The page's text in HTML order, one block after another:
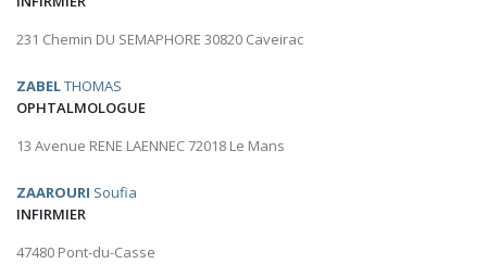
231 Chemin DU SEMAPHORE 30820 Caveirac
ZABELTHOMAS
OPHTALMOLOGUE
13 Avenue RENE LAENNEC 72018 Le Mans
ZAAROURI Soufia
INFIRMIER
47480 Pont-du-Casse